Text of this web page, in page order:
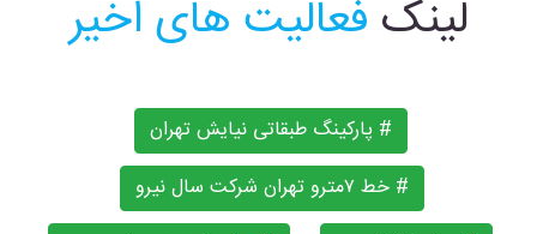
لینک فعالیت های اخیر
# پارکینگ طبقاتی نیایش تهران
# خط ۷مترو تهران شرکت سال نیرو